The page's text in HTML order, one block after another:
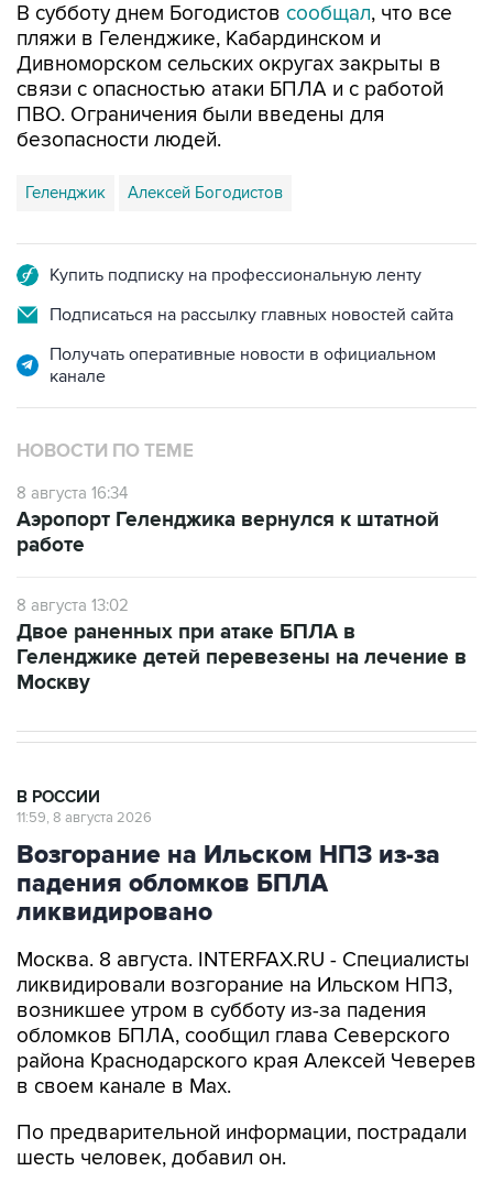
В субботу днем Богодистов сообщал, что все
пляжи в Геленджике, Кабардинском и
Дивноморском сельских округах закрыты в
связи с опасностью атаки БПЛА и с работой
ПВО. Ограничения были введены для
безопасности людей.
Геленджик Алексей Богодистов
Купить подписку на профессиональную ленту
Подписаться на рассылку главных новостей сайта
Получать оперативные новости в официальном
канале
НОВОСТИ ПО ТЕМЕ
8 августа 16:34
Аэропорт Геленджика вернулся к штатной
работе
8 августа 13:02
Двое раненных при атаке БПЛА в
Геленджике детей перевезены на лечение в
Москву
В РОССИИ
11:59, 8 августа 2026
Возгорание на Ильском НПЗ из-за
падения обломков БПЛА
ликвидировано
Москва. 8 августа. INTERFAX.RU - Специалисты
ликвидировали возгорание на Ильском НПЗ,
возникшее утром в субботу из-за падения
обломков БПЛА, сообщил глава Северского
района Краснодарского края Алексей Чеверев
в своем канале в Max.
По предварительной информации, пострадали
шесть человек, добавил он.